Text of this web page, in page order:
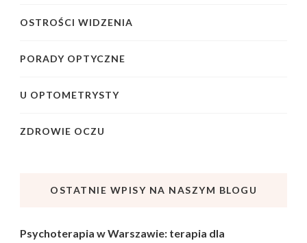
OSTROŚCI WIDZENIA
PORADY OPTYCZNE
U OPTOMETRYSTY
ZDROWIE OCZU
OSTATNIE WPISY NA NASZYM BLOGU
Psychoterapia w Warszawie: terapia dla